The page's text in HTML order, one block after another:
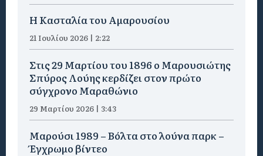
Η Κασταλία του Αμαρουσίου
21 Ιουλίου 2026 | 2:22
Στις 29 Μαρτίου του 1896 ο Μαρουσιώτης
Σπύρος Λούης κερδίζει στον πρώτο
σύγχρονο Μαραθώνιο
29 Μαρτίου 2026 | 3:43
Μαρούσι 1989 – Βόλτα στο λούνα παρκ –
Έγχρωμο βίντεο